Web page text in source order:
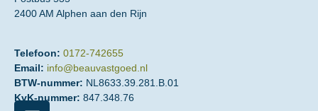
2400 AM Alphen aan den Rijn
Telefoon: 0172-742655
Email: info@beauvastgoed.nl
BTW-nummer: NL8633.39.281.B.01
KvK-nummer: 847.348.76